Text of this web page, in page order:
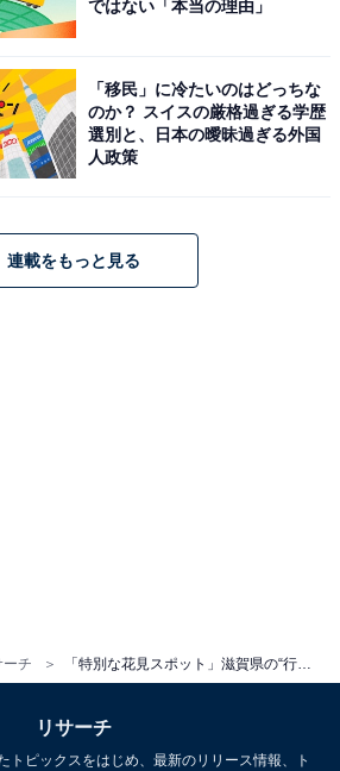
ーチ
ではない「本当の理由」
「移民」に冷たいのはどっちな
のか？ スイスの厳格過ぎる学歴
選別と、日本の曖昧過ぎる外国
人政策
連載をもっと見る
リサーチ
トピックスをはじめ、最新のリリース情報、ト